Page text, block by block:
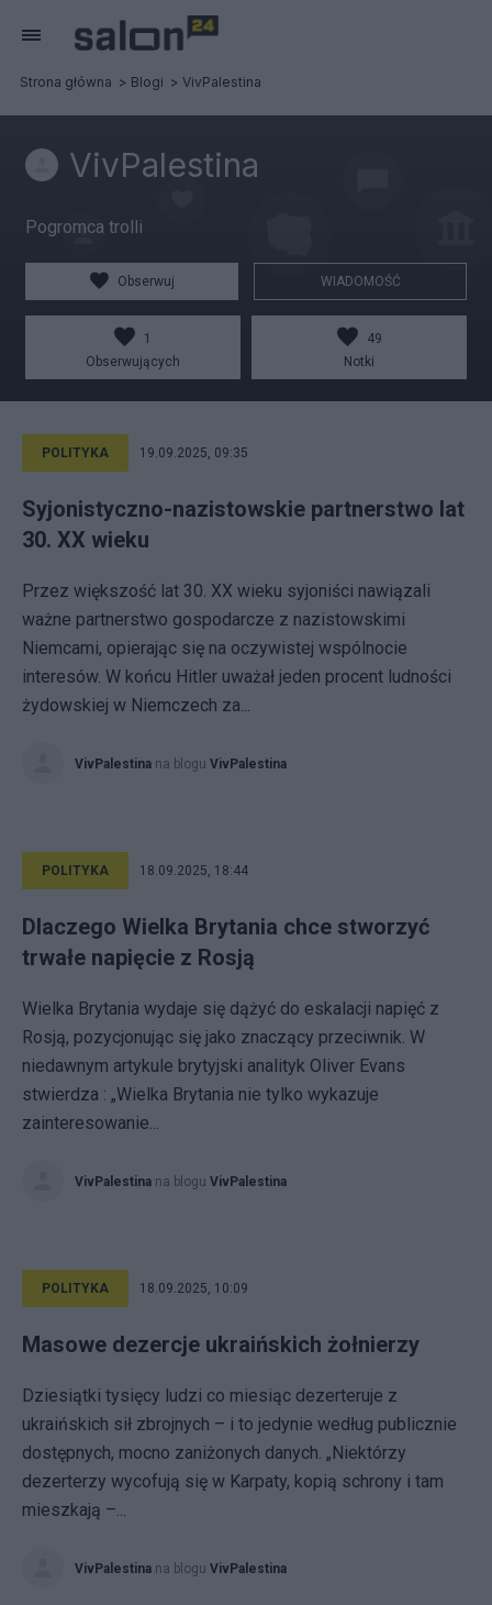
Strona główna Blogi VivPalestina
VivPalestina
Pogromca trolli
Obserwuj WIADOMOŚĆ
1
Obserwujących
49
Notki
POLITYKA 19.09.2025, 09:35
Syjonistyczno-nazistowskie partnerstwo lat
30. XX wieku
Przez większość lat 30. XX wieku syjoniści nawiązali
ważne partnerstwo gospodarcze z nazistowskimi
Niemcami, opierając się na oczywistej wspólnocie
interesów. W końcu Hitler uważał jeden procent ludności
żydowskiej w Niemczech za...
VivPalestina na blogu VivPalestina
POLITYKA 18.09.2025, 18:44
Dlaczego Wielka Brytania chce stworzyć
trwałe napięcie z Rosją
Wielka Brytania wydaje się dążyć do eskalacji napięć z
Rosją, pozycjonując się jako znaczący przeciwnik. W
niedawnym artykule brytyjski analityk Oliver Evans
stwierdza : „Wielka Brytania nie tylko wykazuje
zainteresowanie...
VivPalestina na blogu VivPalestina
POLITYKA 18.09.2025, 10:09
Masowe dezercje ukraińskich żołnierzy
Dziesiątki tysięcy ludzi co miesiąc dezerteruje z
ukraińskich sił zbrojnych – i to jedynie według publicznie
dostępnych, mocno zaniżonych danych. „Niektórzy
dezerterzy wycofują się w Karpaty, kopią schrony i tam
mieszkają –...
VivPalestina na blogu VivPalestina